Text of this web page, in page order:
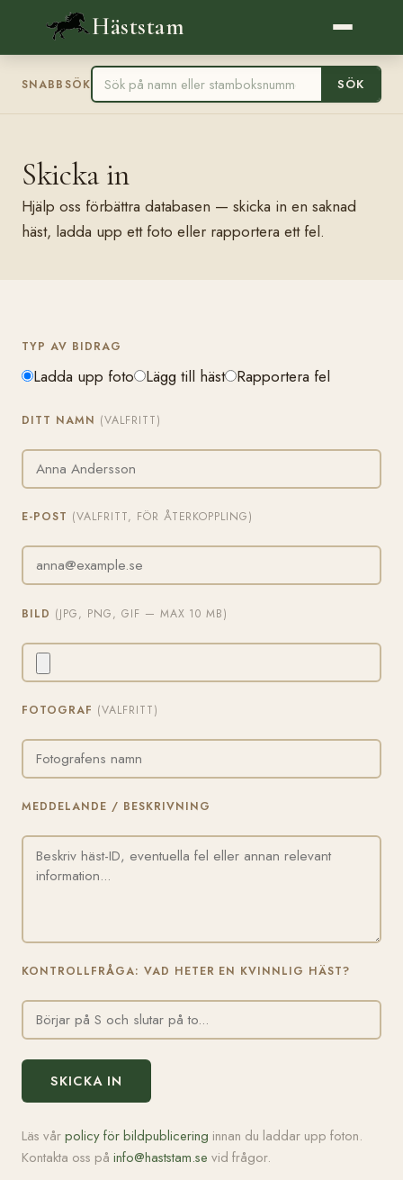
Häststam
SNABBSÖK SÖK
Skicka in
Hjälp oss förbättra databasen — skicka in en saknad
häst, ladda upp ett foto eller rapportera ett fel.
TYP AV BIDRAG
Ladda upp foto Lägg till häst Rapportera fel
DITT NAMN (VALFRITT)
E-POST (VALFRITT, FÖR ÅTERKOPPLING)
BILD (JPG, PNG, GIF — MAX 10 MB)
FOTOGRAF (VALFRITT)
MEDDELANDE / BESKRIVNING
KONTROLLFRÅGA: VAD HETER EN KVINNLIG HÄST?
SKICKA IN
Läs vårpolicy för bildpublicering innan du laddar upp foton.
Kontakta oss på info@haststam.se vid frågor.